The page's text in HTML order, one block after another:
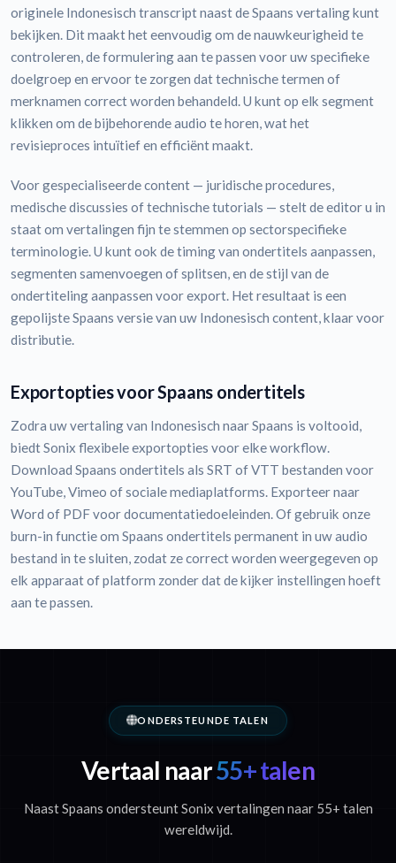
originele Indonesisch transcript naast de Spaans vertaling kunt
bekijken. Dit maakt het eenvoudig om de nauwkeurigheid te
controleren, de formulering aan te passen voor uw specifieke
doelgroep en ervoor te zorgen dat technische termen of
merknamen correct worden behandeld. U kunt op elk segment
klikken om de bijbehorende audio te horen, wat het
revisieproces intuïtief en efficiënt maakt.
Voor gespecialiseerde content — juridische procedures,
medische discussies of technische tutorials — stelt de editor u in
staat om vertalingen fijn te stemmen op sectorspecifieke
terminologie. U kunt ook de timing van ondertitels aanpassen,
segmenten samenvoegen of splitsen, en de stijl van de
ondertiteling aanpassen voor export. Het resultaat is een
gepolijste Spaans versie van uw Indonesisch content, klaar voor
distributie.
Exportopties voor Spaans ondertitels
Zodra uw vertaling van Indonesisch naar Spaans is voltooid,
biedt Sonix flexibele exportopties voor elke workflow.
Download Spaans ondertitels als SRT of VTT bestanden voor
YouTube, Vimeo of sociale mediaplatforms. Exporteer naar
Word of PDF voor documentatiedoeleinden. Of gebruik onze
burn-in functie om Spaans ondertitels permanent in uw audio
bestand in te sluiten, zodat ze correct worden weergegeven op
elk apparaat of platform zonder dat de kijker instellingen hoeft
aan te passen.
ONDERSTEUNDE TALEN
Vertaal naar55+ talen
Naast Spaans ondersteunt Sonix vertalingen naar 55+ talen
wereldwijd.